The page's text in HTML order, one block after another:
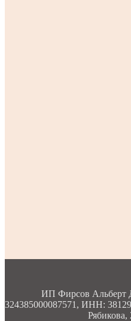
ИП Фирсов
324385000087571, ИНН: